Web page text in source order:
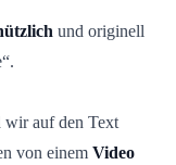
und originell
wir auf den Text
von einem Video